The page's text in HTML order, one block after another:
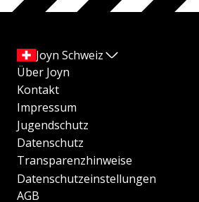
Joyn Schweiz
Über Joyn
Kontakt
Impressum
Jugendschutz
Datenschutz
Transparenzhinweise
Datenschutzeinstellungen
AGB